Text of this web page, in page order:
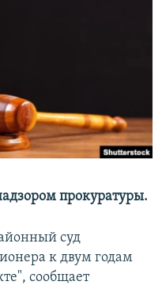
прокуратуры.
суд
к двум годам
сообщает